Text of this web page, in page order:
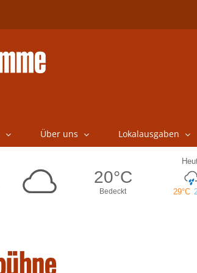
Über uns Lokalausgaben